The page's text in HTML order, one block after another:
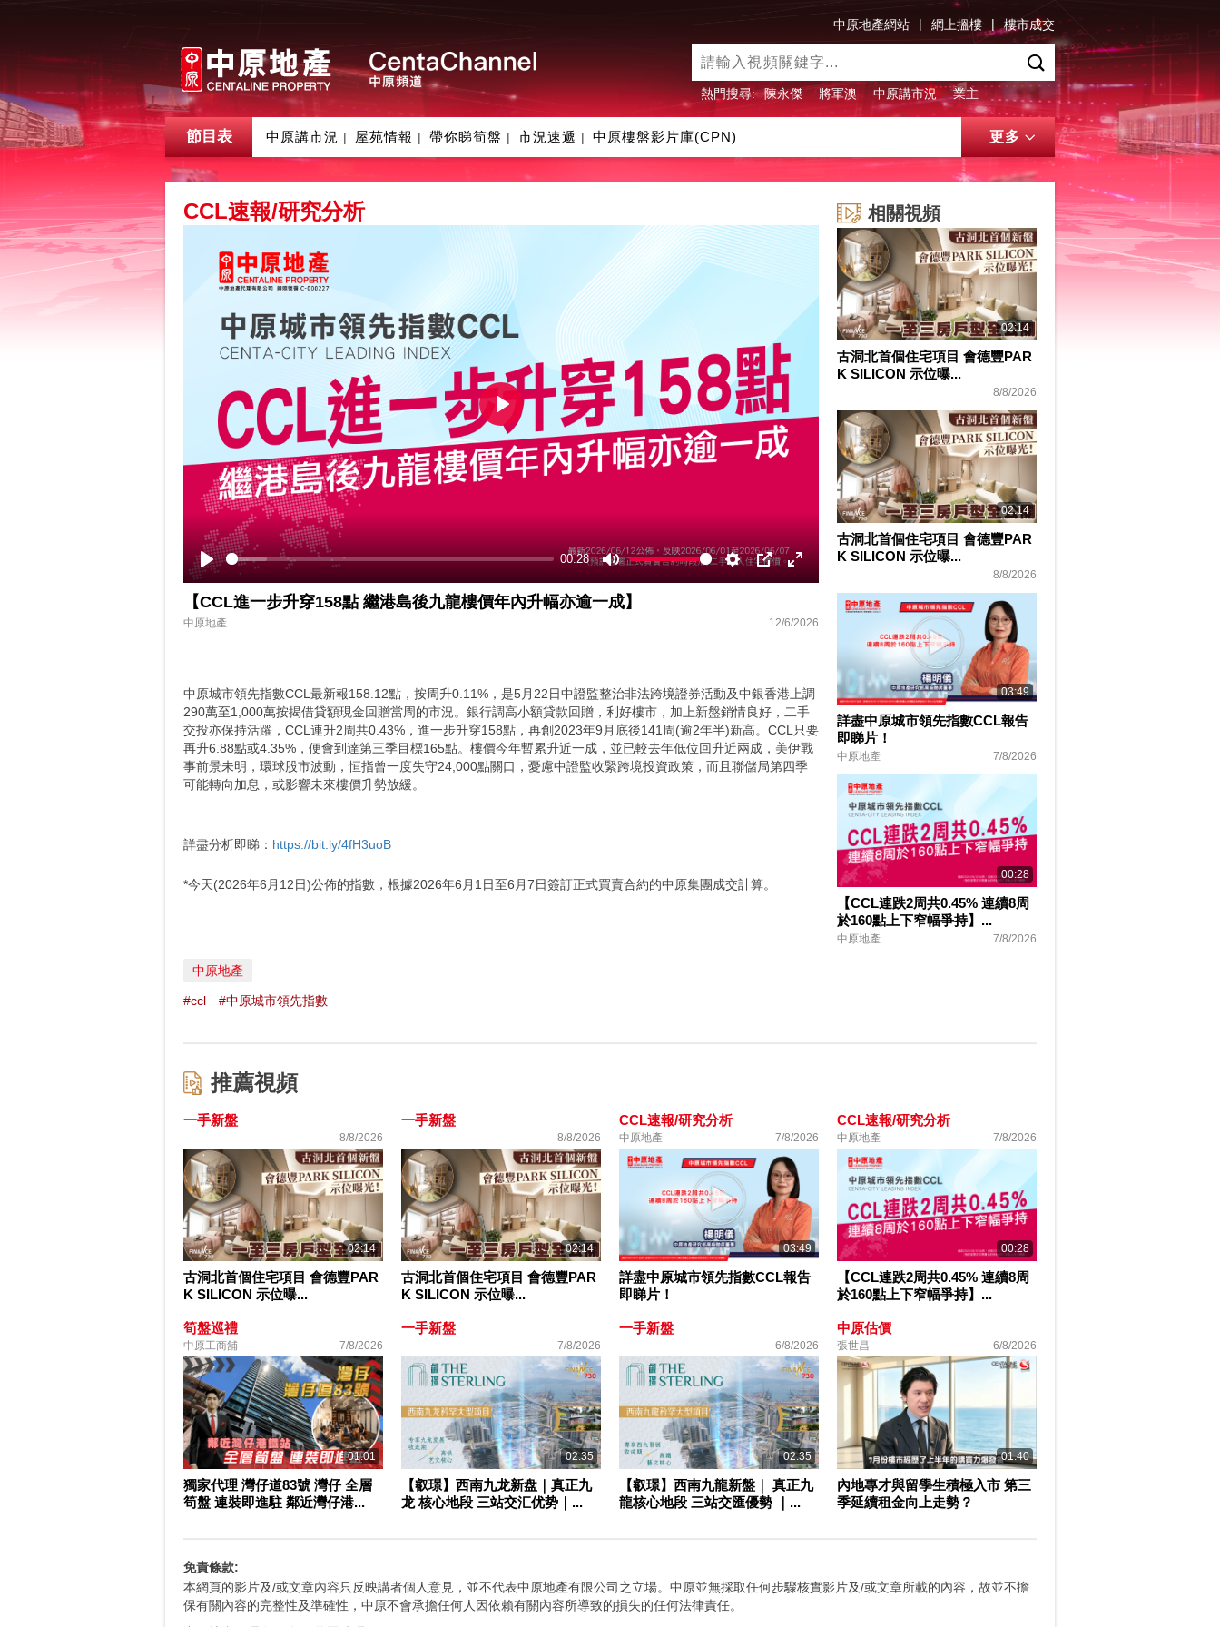
中原地產網站 | 網上搵樓 | 樓市成交
熱門搜尋: 陳永傑 將軍澳 中原講市況 業主
節目表 中原講市況 | 屋苑情報 | 帶你睇筍盤 | 市況速遞 | 中原樓盤影片庫(CPN) 更多
CCL速報/研究分析
Play
00:28
fullscreen
Play
【CCL進一步升穿158點 繼港島後九龍樓價年內升幅亦逾一成】
中原地產 12/6/2026
中原城市領先指數CCL最新報158.12點，按周升0.11%，是5月22日中證監整治非法跨境證券活動及中銀香港上調
290萬至1,000萬按揭借貸額現金回贈當周的市況。銀行調高小額貸款回贈，利好樓市，加上新盤銷情良好，二手
交投亦保持活躍，CCL連升2周共0.43%，進一步升穿158點，再創2023年9月底後141周(逾2年半)新高。CCL只要
再升6.88點或4.35%，便會到達第三季目標165點。樓價今年暫累升近一成，並已較去年低位回升近兩成，美伊戰
事前景未明，環球股市波動，恒指曾一度失守24,000點關口，憂慮中證監收緊跨境投資政策，而且聯儲局第四季
可能轉向加息，或影響未來樓價升勢放緩。
詳盡分析即睇： https://bit.ly/4fH3uoB
*今天(2026年6月12日)公佈的指數，根據2026年6月1日至6月7日簽訂正式買賣合約的中原集團成交計算。
中原地產
#ccl #中原城市領先指數
相關視頻
02:14
古洞北首個住宅項目 會德豐PAR
K SILICON 示位曝...
8/8/2026
02:14
古洞北首個住宅項目 會德豐PAR
K SILICON 示位曝...
8/8/2026
03:49
詳盡中原城市領先指數CCL報告
即睇片！
中原地產 7/8/2026
00:28
【CCL連跌2周共0.45% 連續8周
於160點上下窄幅爭持】...
中原地產 7/8/2026
推薦視頻
一手新盤
8/8/2026
02:14
古洞北首個住宅項目 會德豐PAR
K SILICON 示位曝...
一手新盤
8/8/2026
02:14
古洞北首個住宅項目 會德豐PAR
K SILICON 示位曝...
CCL速報/研究分析
中原地產 7/8/2026
03:49
詳盡中原城市領先指數CCL報告
即睇片！
CCL速報/研究分析
中原地產 7/8/2026
00:28
【CCL連跌2周共0.45% 連續8周
於160點上下窄幅爭持】...
筍盤巡禮
中原工商舖 7/8/2026
01:01
獨家代理 灣仔道83號 灣仔 全層
筍盤 連裝即進駐 鄰近灣仔港...
一手新盤
7/8/2026
02:35
【叡璟】西南九龙新盘｜真正九
龙 核心地段 三站交汇优势｜...
一手新盤
6/8/2026
02:35
【叡璟】西南九龍新盤｜ 真正九
龍核心地段 三站交匯優勢 ｜...
中原估價
張世昌 6/8/2026
01:40
內地專才與留學生積極入市 第三
季延續租金向上走勢？
免責條款:
本網頁的影片及/或文章內容只反映講者個人意見，並不代表中原地產有限公司之立場。中原並無採取任何步驟核實影片及/或文章所載的內容，故並不擔
保有關內容的完整性及準確性，中原不會承擔任何人因依賴有關內容所導致的損失的任何法律責任。